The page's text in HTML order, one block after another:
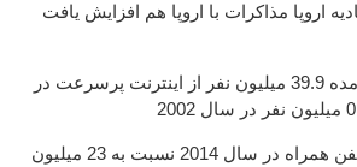
اروپا مذاکرات با اروپا هم افزایش یافت
بر اساس آمار بدست آمده 39.9 میلیون نفر از اینترنت پرسرعت در
و 71.9 میلیون نفر از تلفن همراه در سال 2014 نسبت به 23 میلیون